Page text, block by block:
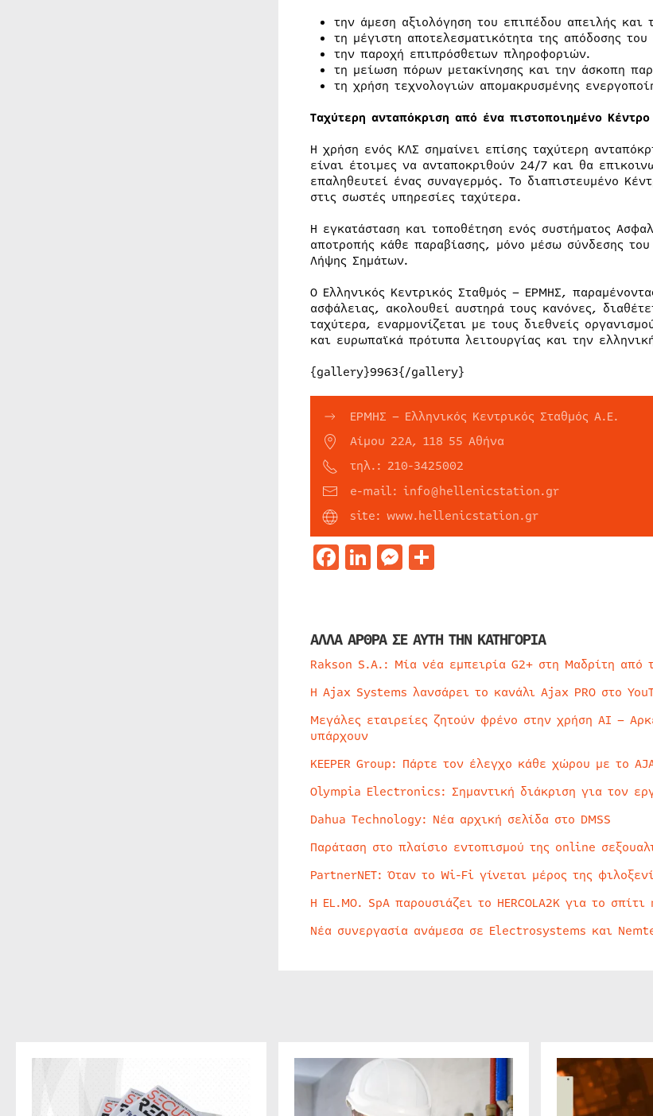
την άμεση αξιολόγηση του επιπέδου απειλής
τη μέγιστη αποτελεσματικότητα της απόδοσης
την παροχή επιπρόσθετων πληροφοριών.
τη μείωση πόρων μετακίνησης και την άσκοπη
τη χρήση τεχνολογιών απομακρυσμένης
Ταχύτερη ανταπόκριση από ένα πιστοποιημένο
Η χρήση ενός ΚΛΣ σημαίνει επίσης ταχύτερη
είναι έτοιμες να ανταποκριθούν 24/7 και θα
επαληθευτεί ένας συναγερμός. Το διαπιστευμένο
στις σωστές υπηρεσίες ταχύτερα.
Η εγκατάσταση και τοποθέτηση ενός συστήματος
αποτροπής κάθε παραβίασης, μόνο μέσω σύνδεσης
Λήψης Σημάτων.
Ο Ελληνικός Κεντρικός Σταθμός – ΕΡΜΗΣ,
ασφάλειας, ακολουθεί αυστηρά τους κανόνες,
ταχύτερα, εναρμονίζεται με τους διεθνείς
και ευρωπαϊκά πρότυπα λειτουργίας και την
{gallery}9963{/gallery}
ΕΡΜΗΣ – Ελληνικός Κεντρικός Σταθμός Α.Ε.
Αίμου 22Α, 118 55 Αθήνα
τηλ.: 210-3425002
e-mail: info@hellenicstation.gr
site: www.hellenicstation.gr
Facebook
LinkedIn
Messenger
Μοιραστείτε
ΑΛΛΑ ΑΡΘΡΑ ΣΕ ΑΥΤΗ ΤΗΝ ΚΑΤΗΓΟΡΙΑ
Rakson S.A.: Μία νέα εμπειρία G2+ στη Μαδρίτη από
Η Ajax Systems λανσάρει το κανάλι Ajax PRO στο
Μεγάλες εταιρείες ζητούν φρένο στην χρήση AI –
υπάρχουν
KEEPER Group: Πάρτε τον έλεγχο κάθε χώρου με το
Olympia Electronics: Σημαντική διάκριση για τον
Dahua Technology: Νέα αρχική σελίδα στο DMSS
Παράταση στο πλαίσιο εντοπισμού της online
PartnerNET: Όταν το Wi-Fi γίνεται μέρος της
Η EL.MO. SpA παρουσιάζει το HERCOLA2K για το
Νέα συνεργασία ανάμεσα σε Electrosystems και